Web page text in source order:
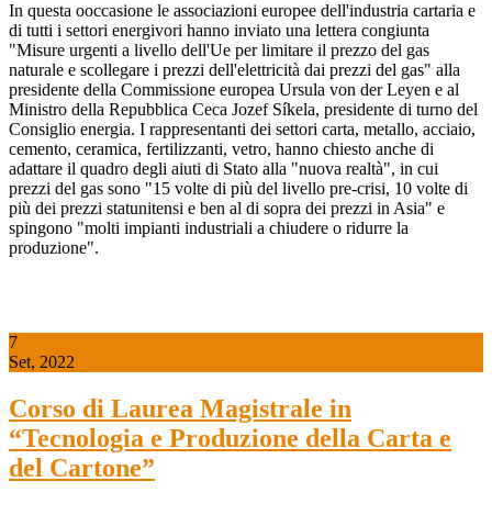
In questa ooccasione le associazioni europee dell'industria cartaria e
di tutti i settori energivori hanno inviato una lettera congiunta
"Misure urgenti a livello dell'Ue per limitare il prezzo del gas
naturale e scollegare i prezzi dell'elettricità dai prezzi del gas" alla
presidente della Commissione europea Ursula von der Leyen e al
Ministro della Repubblica Ceca Jozef Síkela, presidente di turno del
Consiglio energia. I rappresentanti dei settori carta, metallo, acciaio,
cemento, ceramica, fertilizzanti, vetro, hanno chiesto anche di
adattare il quadro degli aiuti di Stato alla "nuova realtà", in cui
prezzi del gas sono "15 volte di più del livello pre-crisi, 10 volte di
più dei prezzi statunitensi e ben al di sopra dei prezzi in Asia" e
spingono "molti impianti industriali a chiudere o ridurre la
produzione".
7
Set, 2022
Corso di Laurea Magistrale in
“Tecnologia e Produzione della Carta e
del Cartone”